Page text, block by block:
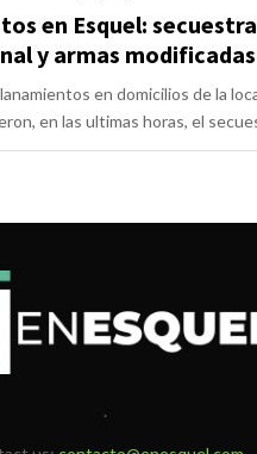
en Esquel:
y armas modificadas
en domicilios de la
en las ultimas horas, el
.